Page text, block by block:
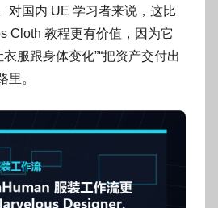
o
g
o
对国内 UE 学习者来说，这比
Cloth 教程更有价值，因为它
衣服跟身体变化”“把资产交付出
里。